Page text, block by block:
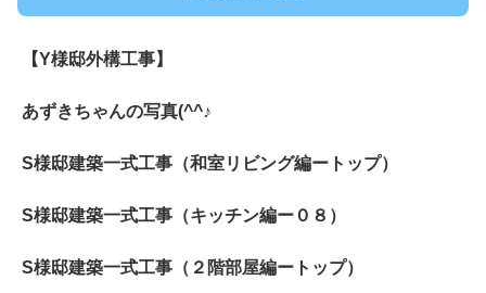
【Y様邸外構工事】
あずきちゃんの写真(^^♪
S様邸建築一式工事（和室リビング編ートップ）
S様邸建築一式工事（キッチン編ー０８）
S様邸建築一式工事（２階部屋編ートップ）